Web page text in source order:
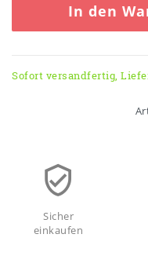
In den
Sofort versandfertig,
Sicher
einkaufen